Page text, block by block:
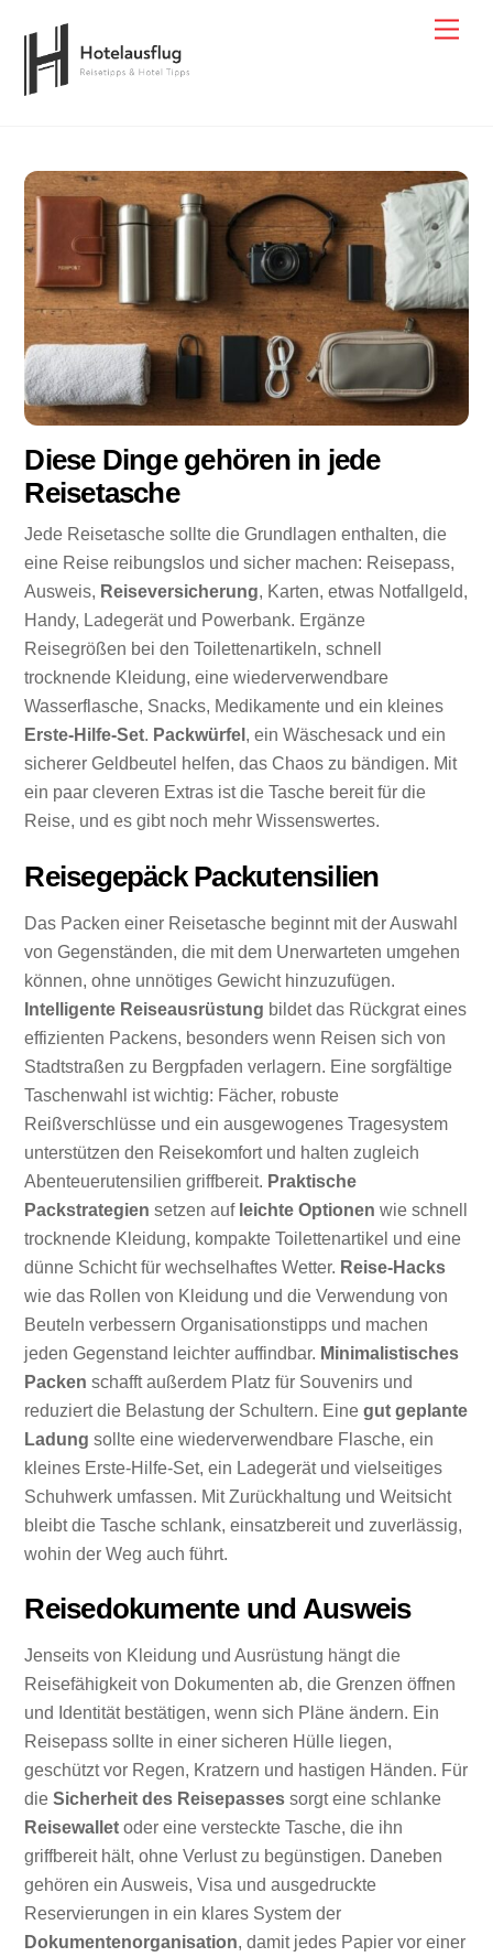
content
Diese Dinge gehören in jede
Reisetasche
Jede Reisetasche sollte die Grundlagen enthalten, die
eine Reise reibungslos und sicher machen: Reisepass,
Ausweis, Reiseversicherung, Karten, etwas Notfallgeld,
Handy, Ladegerät und Powerbank. Ergänze
Reisegrößen bei den Toilettenartikeln, schnell
trocknende Kleidung, eine wiederverwendbare
Wasserflasche, Snacks, Medikamente und ein kleines
Erste-Hilfe-Set. Packwürfel , ein Wäschesack und ein
sicherer Geldbeutel helfen, das Chaos zu bändigen. Mit
ein paar cleveren Extras ist die Tasche bereit für die
Reise, und es gibt noch mehr Wissenswertes.
Reisegepäck Packutensilien
Das Packen einer Reisetasche beginnt mit der Auswahl
von Gegenständen, die mit dem Unerwarteten umgehen
können, ohne unnötiges Gewicht hinzuzufügen.
Intelligente Reiseausrüstung bildet das Rückgrat eines
effizienten Packens, besonders wenn Reisen sich von
Stadtstraßen zu Bergpfaden verlagern. Eine sorgfältige
Taschenwahl ist wichtig: Fächer, robuste
Reißverschlüsse und ein ausgewogenes Tragesystem
unterstützen den Reisekomfort und halten zugleich
Abenteuerutensilien griffbereit. Praktische
Packstrategien setzen auf leichte Optionen wie schnell
trocknende Kleidung, kompakte Toilettenartikel und eine
dünne Schicht für wechselhaftes Wetter. Reise-Hacks
wie das Rollen von Kleidung und die Verwendung von
Beuteln verbessern Organisationstipps und machen
jeden Gegenstand leichter auffindbar. Minimalistisches
Packen schafft außerdem Platz für Souvenirs und
reduziert die Belastung der Schultern. Einegut geplante
Ladung sollte eine wiederverwendbare Flasche, ein
kleines Erste-Hilfe-Set, ein Ladegerät und vielseitiges
Schuhwerk umfassen. Mit Zurückhaltung und Weitsicht
bleibt die Tasche schlank, einsatzbereit und zuverlässig,
wohin der Weg auch führt.
Reisedokumente und Ausweis
Jenseits von Kleidung und Ausrüstung hängt die
Reisefähigkeit von Dokumenten ab, die Grenzen öffnen
und Identität bestätigen, wenn sich Pläne ändern. Ein
Reisepass sollte in einer sicheren Hülle liegen,
geschützt vor Regen, Kratzern und hastigen Händen. Für
dieSicherheit des Reisepasses sorgt eine schlanke
Reisewallet oder eine versteckte Tasche, die ihn
griffbereit hält, ohne Verlust zu begünstigen. Daneben
gehören ein Ausweis, Visa und ausgedruckte
Reservierungen in ein klares System der
Dokumentenorganisation, damit jedes Papier vor einer